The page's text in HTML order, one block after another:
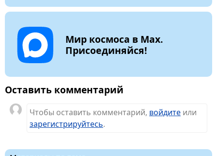
Мир космоса в Max.
Присоединяйся!
Оставить комментарий
Чтобы оставить комментарий, войдите или
зарегистрируйтесь.